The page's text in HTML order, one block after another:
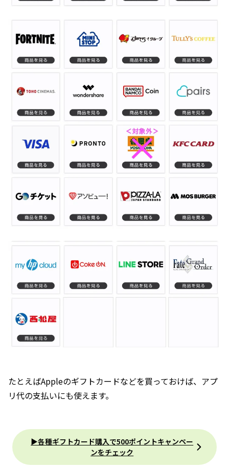
たとえばAppleのギフトカードなどを買っておけば、アプ
リ代の支払いにも使えます。
▶︎各種ギフトカード購入で500ポイントキャンペー
ンをチェック